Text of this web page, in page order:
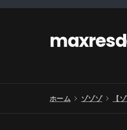
ス
ホーム ゾゾゾ 【